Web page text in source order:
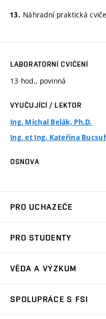
Náhradní praktická
LABORATORNÍ CVIČENÍ
13 hod., povinná
VYUČUJÍCÍ / LEKTOR
Ing. Michal Belák, Ph.D.
Ing. et Ing. Kateřina
OSNOVA
PRO UCHAZEČE
Ambasadoři studia
Zápisy
PRO STUDENTY
Studijní předpisy
VĚDA A VÝZKUM
SPOLUPRÁCE S FSI